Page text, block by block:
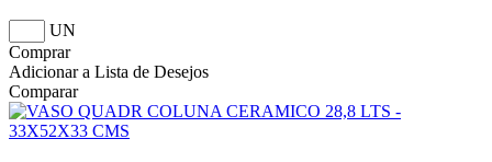
UN
Comprar
Adicionar a Lista de Desejos
Comparar